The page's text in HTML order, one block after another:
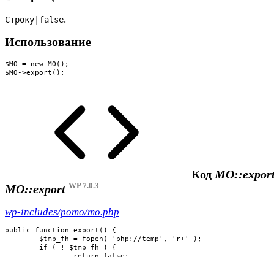
Строку|false.
Использование
$MO = new MO();
$MO->export();
Код
MO::export WP 7.0.3
wp-includes/pomo/mo.php
public function export() {